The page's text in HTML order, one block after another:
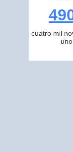
cuatro mil
uno